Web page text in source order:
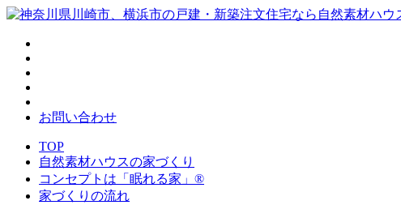
お問い合わせ
TOP
自然素材ハウスの家づくり
コンセプトは「眠れる家」®
家づくりの流れ